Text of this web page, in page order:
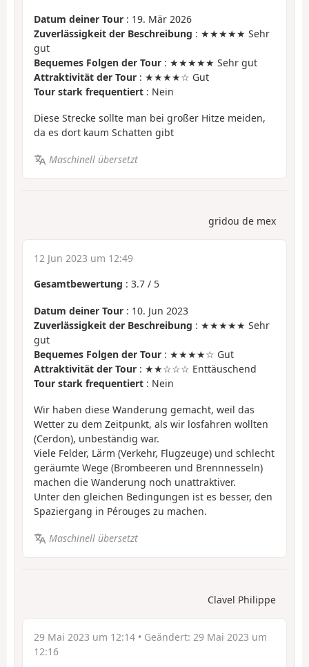
Datum deiner Tour : 19. Mär 2026
Zuverlässigkeit der Beschreibung : ★★★★★ Sehr
gut
Bequemes Folgen der Tour : ★★★★★ Sehr gut
Attraktivität der Tour : ★★★★☆ Gut
Tour stark frequentiert : Nein
Diese Strecke sollte man bei großer Hitze meiden,
da es dort kaum Schatten gibt
Maschinell übersetzt
gridou de mex
12 Jun 2023 um 12:49
Gesamtbewertung : 3.7 / 5
Datum deiner Tour : 10. Jun 2023
Zuverlässigkeit der Beschreibung : ★★★★★ Sehr
gut
Bequemes Folgen der Tour : ★★★★☆ Gut
Attraktivität der Tour : ★★☆☆☆ Enttäuschend
Tour stark frequentiert : Nein
Wir haben diese Wanderung gemacht, weil das
Wetter zu dem Zeitpunkt, als wir losfahren wollten
(Cerdon), unbeständig war.
Viele Felder, Lärm (Verkehr, Flugzeuge) und schlecht
geräumte Wege (Brombeeren und Brennnesseln)
machen die Wanderung noch unattraktiver.
Unter den gleichen Bedingungen ist es besser, den
Spaziergang in Pérouges zu machen.
Maschinell übersetzt
Clavel Philippe
29 Mai 2023 um 12:14 • Geändert: 29 Mai 2023 um
12:16